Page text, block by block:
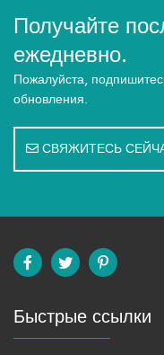
Получайте
ежедневно.
Пожалуйста,
обновления.
СВЯЖИТЕСЬ
Быстрые ссылки